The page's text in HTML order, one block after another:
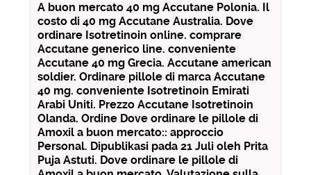
A buon mercato 40 mg Accutane Polonia. Il
costo di 40 mg Accutane Australia. Dove
ordinare Isotretinoin online. comprare
Accutane generico line. conveniente
Accutane 40 mg Grecia. Accutane american
soldier. Ordinare pillole di marca Accutane
40 mg. conveniente Isotretinoin Emirati
Arabi Uniti. Prezzo Accutane Isotretinoin
Olanda. Ordine Dove ordinare le pillole di
Amoxil a buon mercato:: approccio
Personal. Dipublikasi pada 21 Juli oleh Prita
Puja Astuti. Dove ordinare le pillole di